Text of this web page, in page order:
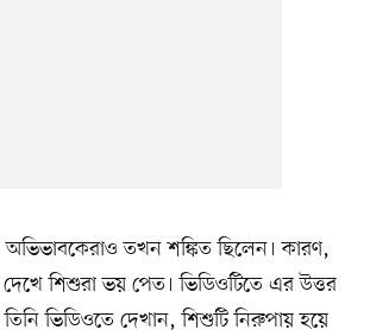
অভিভাবকেরাও তখন শঙ্কিত ছিলেন। কারণ,
দেখে শিশুরা ভয় পেত। ভিডিওটিতে এর উত্তর
তিনি ভিডিওতে দেখান, শিশুটি নিরুপায় হয়ে